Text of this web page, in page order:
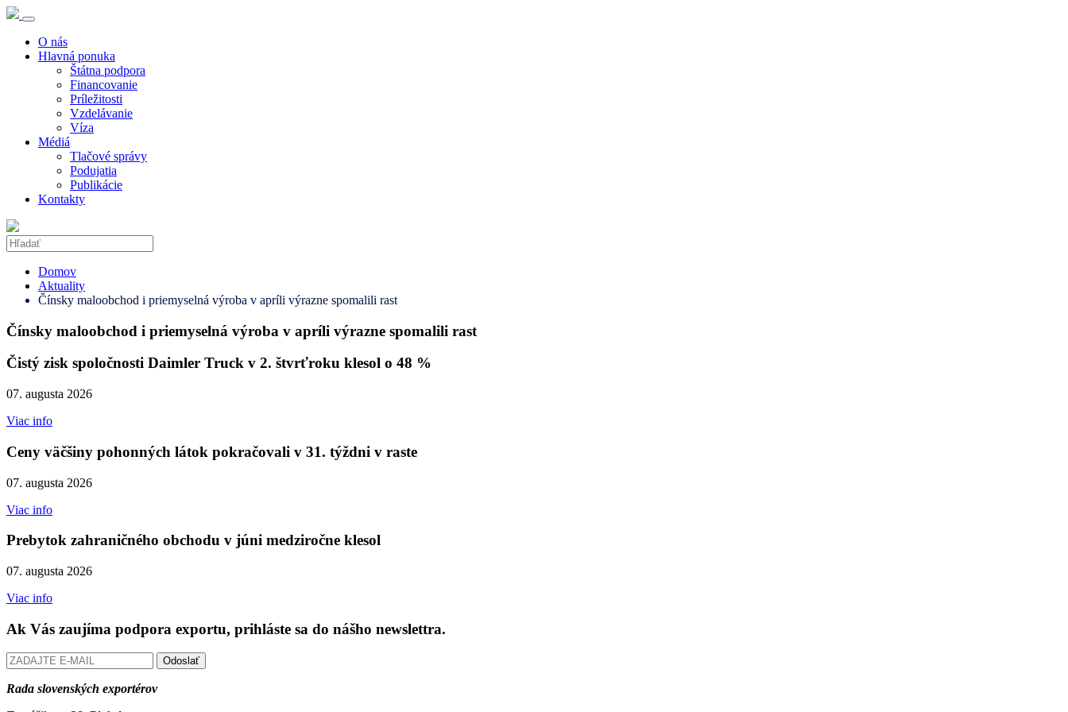
O nás
Hlavná ponuka
Štátna podpora
Financovanie
Príležitosti
Vzdelávanie
Víza
Médiá
Tlačové správy
Podujatia
Publikácie
Kontakty
Domov
Aktuality
Čínsky maloobchod i priemyselná výroba v apríli výrazne spomalili rast
Čínsky maloobchod i priemyselná výroba v apríli výrazne spomalili rast
Čistý zisk spoločnosti Daimler Truck v 2. štvrťroku klesol o 48 %
07. augusta 2026
Viac info
Ceny väčšiny pohonných látok pokračovali v 31. týždni v raste
07. augusta 2026
Viac info
Prebytok zahraničného obchodu v júni medziročne klesol
07. augusta 2026
Viac info
Ak Vás zaujíma podpora exportu, prihláste sa do nášho newslettra.
Odoslať
Rada slovenských exportérov